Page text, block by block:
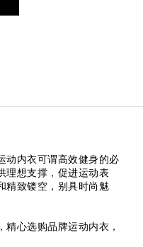
动内衣可谓高效健身的必
理想支撑，促进运动表
精致镂空，别具时尚魅
心选购品牌运动内衣，